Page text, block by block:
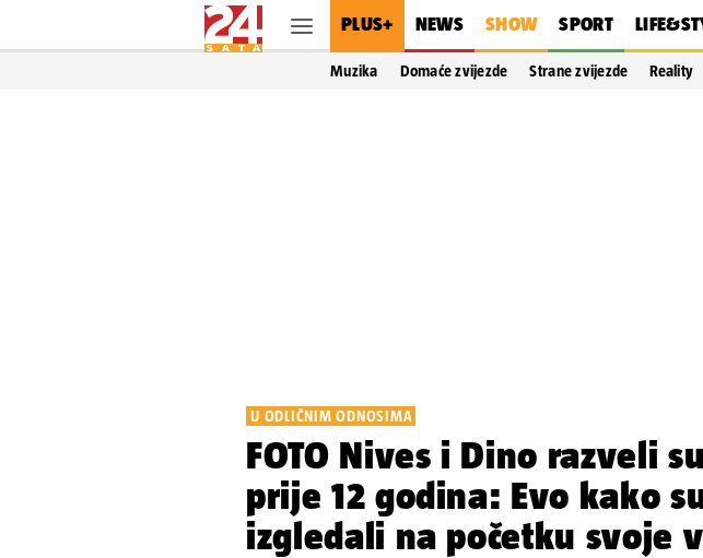
PLUS+ NEWS SHOW SPORT
Muzika Domaće zvijezde Strane zvijezde Reality
U ODLIČNIM ODNOSIMA
FOTO Nives i Dino razveli
prije 12 godina: Evo kako
izgledali na početku svoje